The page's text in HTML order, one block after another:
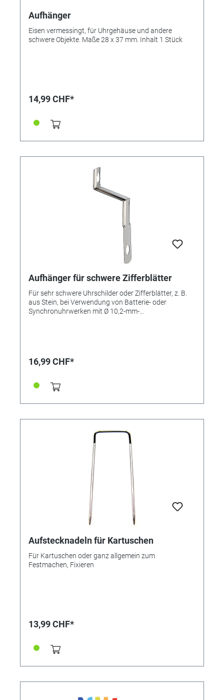
Aufhänger
Eisen vermessingt, für Uhrgehäuse und ­andere
schwere Objekte. Maße 28 x 37 mm. Inhalt 1 Stück
14,99 CHF*
Aufhänger für schwere Zifferblätter
Für sehr schwere Uhrschilder oder Zifferblätter, z. B.
aus Stein, bei Verwendung von Batterie- oder
Synchronuhrwerken mit Ø 10,2-mm-
16,99 CHF*
Aufstecknadeln für Kartuschen
Für Kartuschen oder ganz allgemein zum
Festmachen, Fixieren
13,99 CHF*